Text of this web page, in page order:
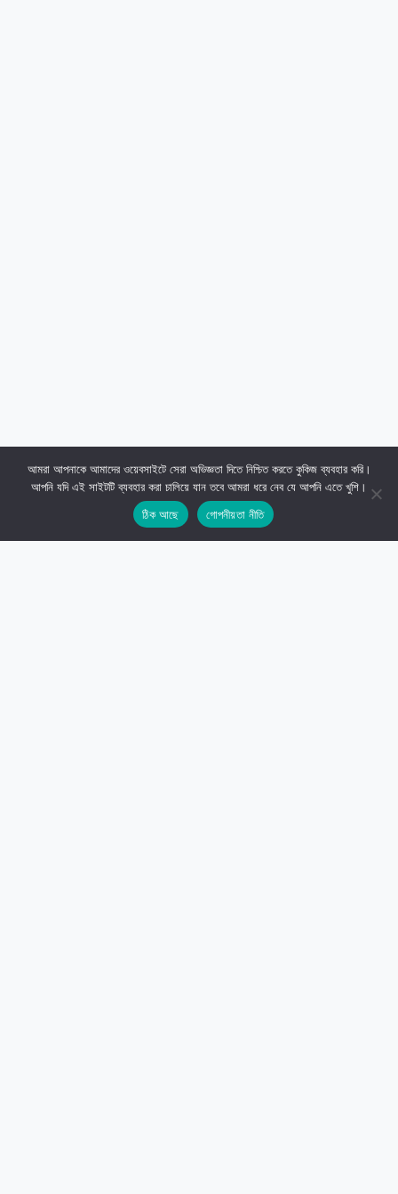
আমরা আপনাকে আমাদের ওয়েবসাইটে সেরা অভিজ্ঞতা দিতে নিশ্চিত করতে কুকিজ ব্যবহার করি।
আপনি যদি এই সাইটটি ব্যবহার করা চালিয়ে যান তবে আমরা ধরে নেব যে আপনি এতে খুশি।
ঠিক আছে
গোপনীয়তা নীতি